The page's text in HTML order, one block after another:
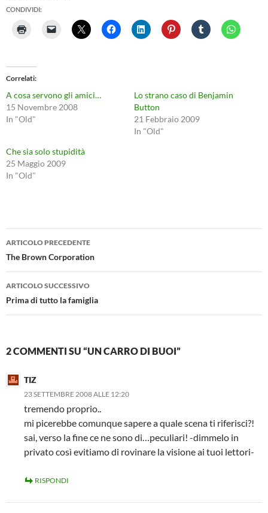
CONDIVIDI:
Correlati
A cosa servono gli amici…
15 Novembre 2008
In "Old"
Lo strano caso di Benjamin
Button
21 Febbraio 2009
In "Old"
Che sia solo stupidità
25 Maggio 2009
In "Old"
Navigazione
articolo
ARTICOLO PRECEDENTE
The Brown Corporation
ARTICOLO SUCCESSIVO
Prima di tutto la famiglia
2 COMMENTI SU “UN CARRO DI BUOI”
TIZ
23 SETTEMBRE 2008 ALLE 12:20
tremendo proprio..
mi picerebbe comunque sapere a quale scena ti riferisci?!
sai, verso la fine ce ne sono di…peculiari! -dimmelo in
privato così evitiamo di rovinare la visione ai tuoi lettori-
RISPONDI